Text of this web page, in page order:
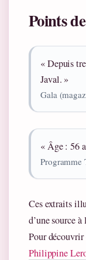
Points
« Depuis
Javal. »
Gala
« Âge : 56
Programme
Ces extraits
d’une source
Pour découvrir
Philippine